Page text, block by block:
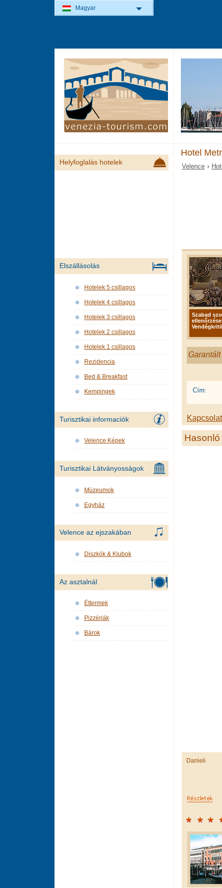
Hotel
Velence ›
Szabad
Cím:
Danieli
Helyfoglalás hotelek
Elszállásolás
Hotelek 5 csillagos
Hotelek 4 csillagos
Hotelek 3 csillagos
Hotelek 2 csillagos
Hotelek 1 csillagos
Rezidencia
Bed & Breakfast
Kempingek
Turisztikai informaciók
Velence Képek
Turisztikai Látványosságok
Múzeumok
Egyház
Velence az ejszakában
Diszkók & Klubok
Az asztalnál
Éttermek
Pizzériák
Bárok
Magyar